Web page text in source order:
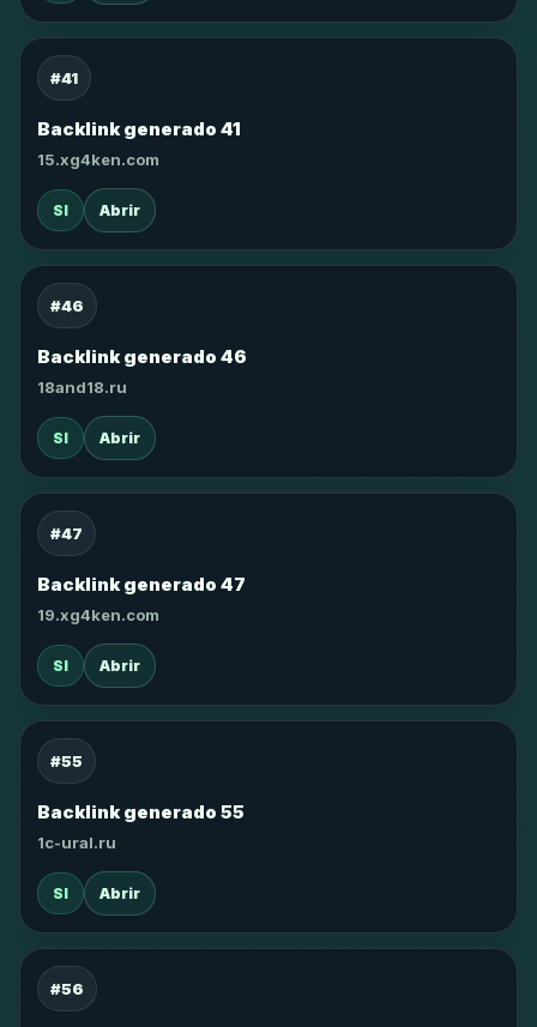
#41
Backlink generado 41
15.xg4ken.com
SI Abrir
#46
Backlink generado 46
18and18.ru
SI Abrir
#47
Backlink generado 47
19.xg4ken.com
SI Abrir
#55
Backlink generado 55
1c-ural.ru
SI Abrir
#56